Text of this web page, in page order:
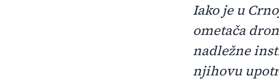
Iako je u
ometača
nadležne
njihovu